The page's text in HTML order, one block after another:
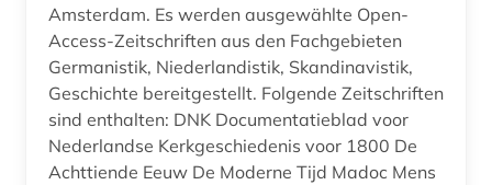
finnland (17)
finnlandschwedisch (7)
finnmark (1)
finnougristik (11)
Amsterdam. Es werden ausgewählte Open-
Access-Zeitschriften aus den Fachgebieten
Germanistik, Niederlandistik, Skandinavistik,
Geschichte bereitgestellt. Folgende Zeitschriften
sind enthalten: DNK Documentatieblad voor
Nederlandse Kerkgeschiedenis voor 1800 De
Achttiende Eeuw De Moderne Tijd Madoc Mens